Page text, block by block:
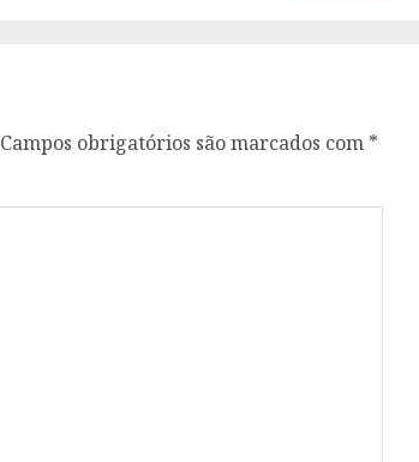
Campos obrigatórios são marcados com *